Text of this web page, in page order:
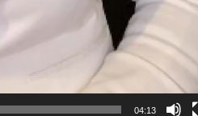
04:13